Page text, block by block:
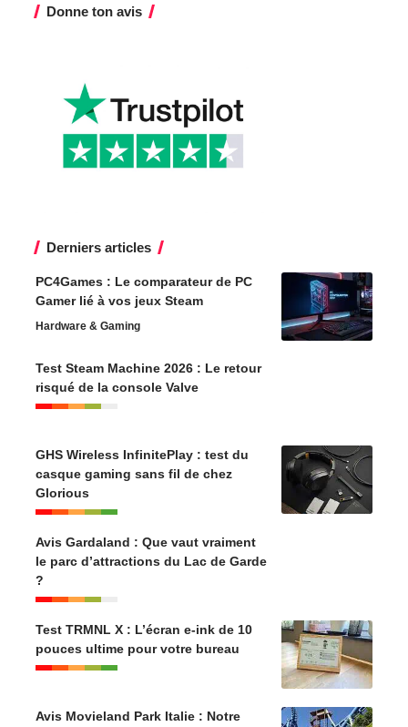
Donne ton avis
Derniers articles
PC4Games : Le comparateur de PC
Gamer lié à vos jeux Steam
Hardware & Gaming
Test Steam Machine 2026 : Le retour
risqué de la console Valve
GHS Wireless InfinitePlay : test du
casque gaming sans fil de chez
Glorious
Avis Gardaland : Que vaut vraiment
le parc d’attractions du Lac de Garde
?
Test TRMNL X : L’écran e-ink de 10
pouces ultime pour votre bureau
Avis Movieland Park Italie : Notre